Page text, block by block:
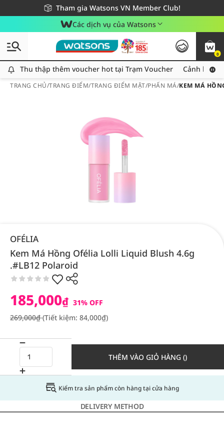
Tham gia Watsons VN Member Club!
Miễn phí giao hàng cho đơn hàng từ 249,000Đ
Giao hàng nhanh 24h - Áp dụng khu vực TP. Hồ Chí Minh
Các dịch vụ của Watsons
0
Thu thập thêm voucher hot tại Trạm Voucher
Thu thập thêm voucher hot tại Trạm Voucher Cảnh báo
TRANG CHỦ/TRANG ĐIỂM/TRANG ĐIỂM MẶT/PHẤN MÁ/KEM MÁ
OFÉLIA
Kem Má Hồng Ofélia Lolli Liquid Blush 4.6g
.#LB12 Polaroid
185,000₫ 31% OFF
269,000₫(Tiết kiệm: 84,000₫)
THÊM VÀO GIỎ HÀNG ()
Kiểm tra sản phẩm còn hàng tại cửa hàng
DELIVERY METHOD